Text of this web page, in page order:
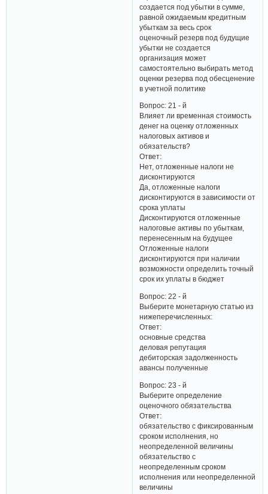
создается под убытки в сумме,
равной ожидаемым кредитным
убыткам за весь срок
оценочный резерв под будущие
убытки не создается
организация может
самостоятельно выбирать метод
оценки резерва под обесценение
в учетной политике
Вопрос: 21 - й
Влияет ли временная стоимость
денег на оценку отложенных
налоговых активов и
обязательств?
Ответ:
Нет, отложенные налоги не
дисконтируются
Да, отложенные налоги
дисконтируются в зависимости от
срока уплаты
Дисконтируются отложенные
налоговые активы по убыткам,
перенесенным на будущее
Отложенные налоги
дисконтируются при наличии
возможности определить точный
срок их уплаты в бюджет
Вопрос: 22 - й
Выберите монетарную статью из
нижеперечисленных:
Ответ:
основные средства
деловая репутация
дебиторская задолженность
авансы полученные
Вопрос: 23 - й
Выберите определение
оценочного обязательства
Ответ:
обязательство с фиксированным
сроком исполнения, но
неопределенной величины
обязательство с
неопределенным сроком
исполнения или неопределенной
величины